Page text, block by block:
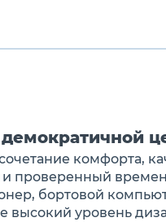
комфорта,
проверенный
бортовой
высокий уровень